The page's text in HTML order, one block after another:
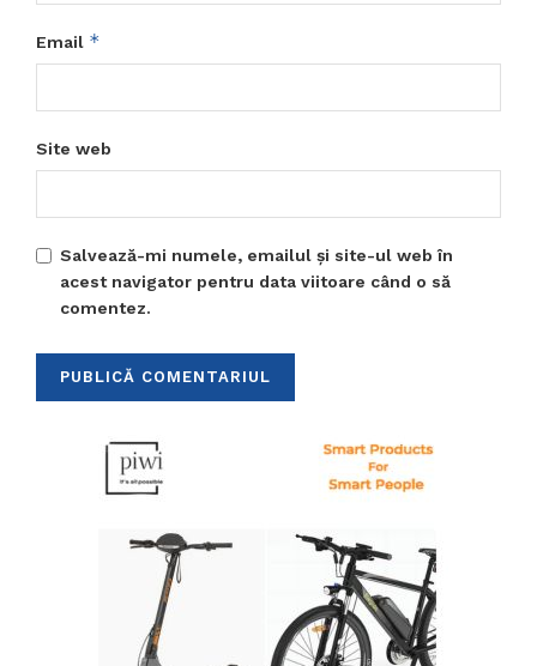
Email *
Site web
Salvează-mi numele, emailul și site-ul web în
acest navigator pentru data viitoare când o să
comentez.